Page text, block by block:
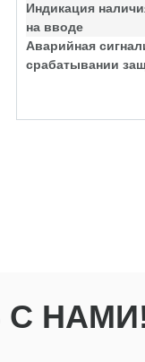
Индикация
на вводе
Аварийная
срабатывании